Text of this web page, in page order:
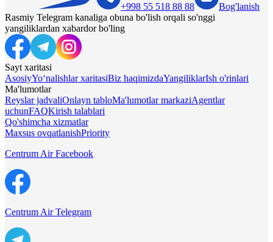
+998 55 518 88 88
Bog'lanish
Rasmiy Telegram kanaliga obuna bo'lish orqali so'nggi
yangiliklardan xabardor bo'ling
Sayt xaritasi
AsosiyYo‘nalishlar xaritasiBiz haqimizdaYangiliklarIsh o'rinlari
Ma'lumotlar
Reyslar jadvaliOnlayn tabloMa'lumotlar markaziAgentlar
uchunFAQKirish talablari
Qo'shimcha xizmatlar
Maxsus ovqatlanishPriority
Centrum Air Facebook
Centrum Air Telegram